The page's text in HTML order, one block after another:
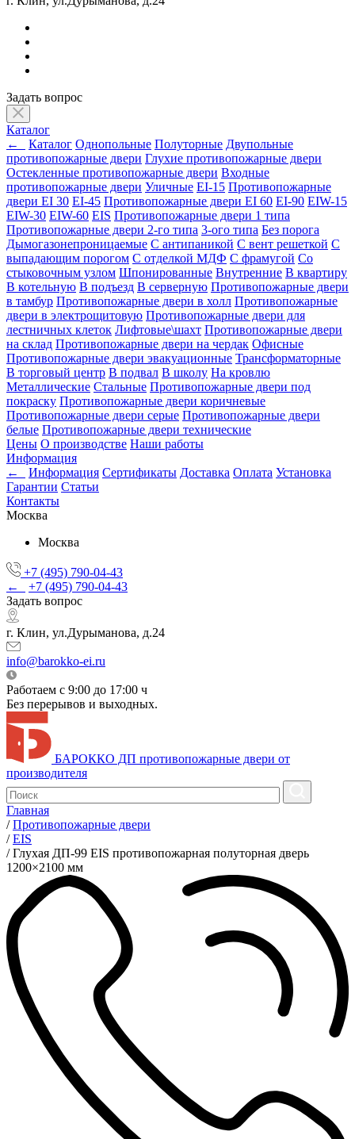
Задать вопрос
Каталог
←
Каталог Однопольные Полуторные Двупольные
противопожарные двери Глухие противопожарные двери
Остекленные противопожарные двери Входные
противопожарные двери Уличные EI-15 Противопожарные
двери EI 30 EI-45 Противопожарные двери EI 60 EI-90 EIW-15
EIW-30 EIW-60 EIS Противопожарные двери 1 типа
Противопожарные двери 2-го типа 3-ого типа Без порога
Дымогазонепроницаемые С антипаникой С вент решеткой С
выпадающим порогом С отделкой МДФ С фрамугой Со
стыковочным узлом Шпонированные Внутренние В квартиру
В котельную В подъезд В серверную Противопожарные двери
в тамбур Противопожарные двери в холл Противопожарные
двери в электрощитовую Противопожарные двери для
лестничных клеток Лифтовые\шахт Противопожарные двери
на склад Противопожарные двери на чердак Офисные
Противопожарные двери эвакуационные Трансформаторные
В торговый центр В подвал В школу На кровлю
Металлические Стальные Противопожарные двери под
покраску Противопожарные двери коричневые
Противопожарные двери серые Противопожарные двери
белые Противопожарные двери технические
Цены О производстве Наши работы
Информация
←
Информация Сертификаты Доставка Оплата Установка
Гарантии Статьи
Контакты
Москва
Москва
+7 (495) 790-04-43
←
+7 (495) 790-04-43
Задать вопрос
г. Клин, ул.Дурыманова, д.24
info@barokko-ei.ru
Работаем с 9:00 до 17:00 ч
Без перерывов и выходных.
БАРОККО ДП противопожарные двери от
производителя
Главная
/ Противопожарные двери
/ EIS
/ Глухая ДП-99 EIS противопожарная полуторная дверь
1200×2100 мм